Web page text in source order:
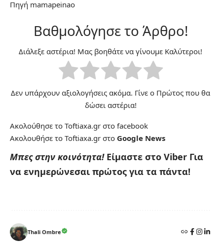
Πηγή mamapeinao
Βαθμολόγησε το Άρθρο!
Διάλεξε αστέρια! Μας βοηθάτε να γίνουμε Καλύτεροι!
Δεν υπάρχουν αξιολογήσεις ακόμα. Γίνε ο Πρώτος που θα
δώσει αστέρια!
Ακολούθησε το Toftiaxa.gr στο facebook
Ακολουθήσε το Toftiaxa.gr στο Google News
Μπες στην κοινότητα! Είμαστε στο Viber Για
να ενημερώνεσαι πρώτος για τα πάντα!
Thali Ombre